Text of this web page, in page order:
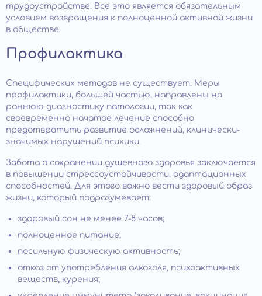
трудоустройстве. Все это является обязательным
условием возвращения к полноценной активной жизни
в обществе.
Профилактика
Специфических методов не существует. Меры
профилактики, большей частью, направлены на
раннюю диагностику патологии, так как
своевременно начатое лечение способно
предотвратить развитие осложнений, клинически-
значимых нарушений психики.
Забота о сохранении душевного здоровья заключается
в повышении стрессоустойчивости, адаптационных
способностей. Для этого важно вести здоровый образ
жизни, который подразумевает:
здоровый сон не менее 7-8 часов;
полноценное питание;
посильную физическую активность;
отказ от употребления алкоголя, психоактивных
веществ, курения;